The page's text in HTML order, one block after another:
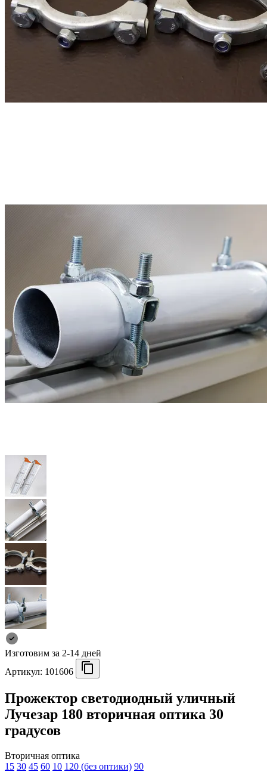
Изготовим за 2-14 дней
Артикул: 101606
Прожектор светодиодный уличный
Лучезар 180 вторичная оптика 30
градусов
Вторичная оптика
15 30 45 60 10 120 (без оптики) 90